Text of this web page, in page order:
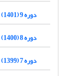
دوره 9 (1401)
دوره 8 (1400)
دوره 7 (1399)